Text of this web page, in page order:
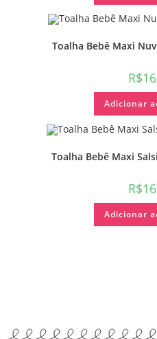
Toalha Bebê Maxi
R$
Adicionar
Toalha Bebê Maxi
R$
Adicionar